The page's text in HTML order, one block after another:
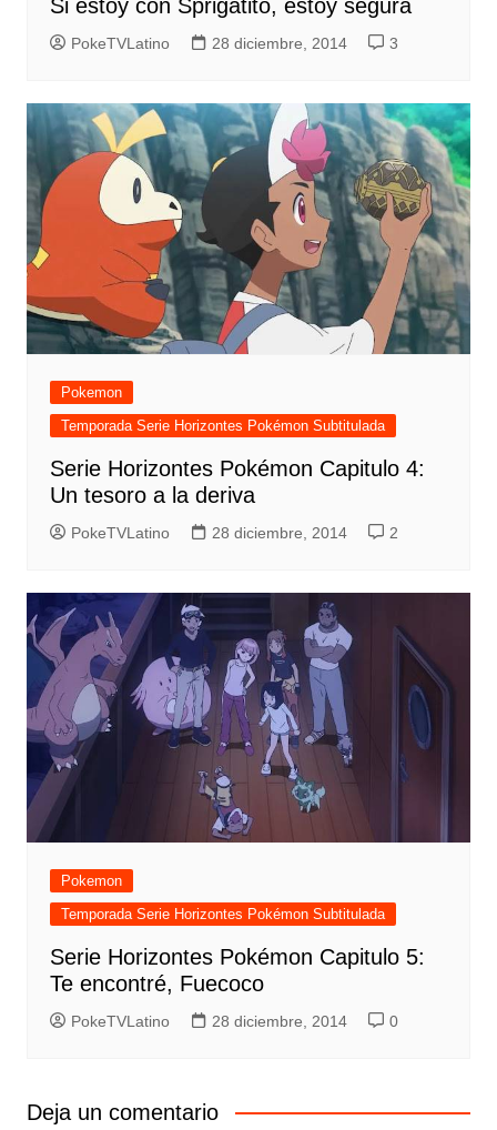
Si estoy con Sprigatito, estoy segura
PokeTVLatino 28 diciembre, 2014 3
Pokemon
Temporada Serie Horizontes Pokémon Subtitulada
Serie Horizontes Pokémon Capitulo 4:
Un tesoro a la deriva
PokeTVLatino 28 diciembre, 2014 2
Pokemon
Temporada Serie Horizontes Pokémon Subtitulada
Serie Horizontes Pokémon Capitulo 5:
Te encontré, Fuecoco
PokeTVLatino 28 diciembre, 2014 0
Deja un comentario